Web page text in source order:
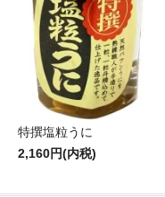
特撰塩粒うに
2,160円(内税)